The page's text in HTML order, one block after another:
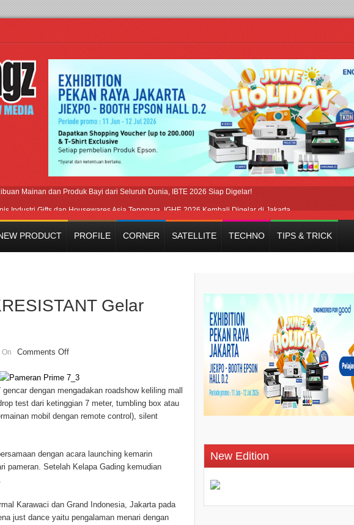
Mainan dan Produk Bayi dari Seluruh Dunia, IBTE 2026 Siap Digelar!
Industri Gifts dan Housewares Asia Tenggara, IGHE 2026 Kembali Digelar di Jakarta
PRODUCT PROFILE CORNER SATELLITE TECHNO TIPS & TRICK
Gelar
On Comments Off
dengan mengadakan roadshow keliling mall
test dari ketinggian 7 meter, tumbling box atau
mobil dengan remote control), silent
dengan acara launching kemarin
pameran. Setelah Kelapa Gading kemudian
Karawaci dan Grand Indonesia, Jakarta pada
just dance yaitu pengalaman menari dengan
New Edition